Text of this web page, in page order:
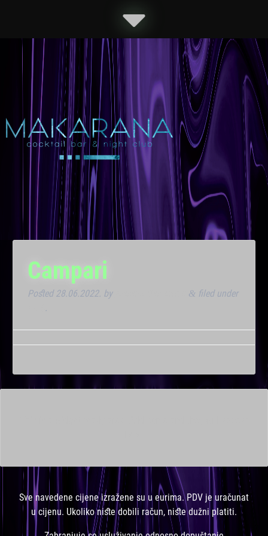
Campari
Posted 28.06.2022. by & filed under
.
Sve navedene cijene izražene su u eurima. PDV je uračunat
u cijenu. Ukoliko niste dobili račun, niste dužni platiti.